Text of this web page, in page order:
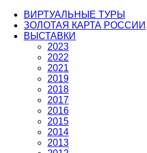
ВИРТУАЛЬНЫЕ ТУРЫ
ЗОЛОТАЯ КАРТА РОССИИ
ВЫСТАВКИ
2023
2022
2021
2019
2018
2017
2016
2015
2014
2013